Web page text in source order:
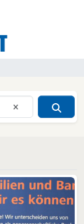
Eingabe